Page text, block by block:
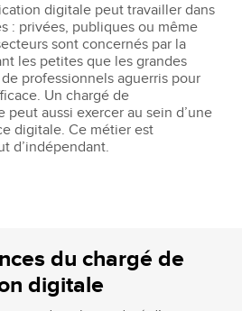
digitale peut travailler dans
: privées, publiques ou même
sont concernés par la
les petites que les grandes
professionnels aguerris pour
Un chargé de
aussi exercer au sein d’une
digitale. Ce métier est
d’indépendant.
du chargé de
digitale